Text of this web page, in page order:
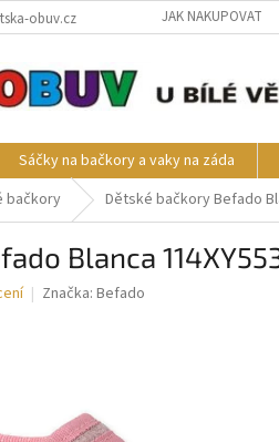
obuv.cz JAK NAKUPOVAT
Sáčky na bačkory a vaky na záda
bačkory Dětské bačkory Befado
Blanca
Značka: Befado